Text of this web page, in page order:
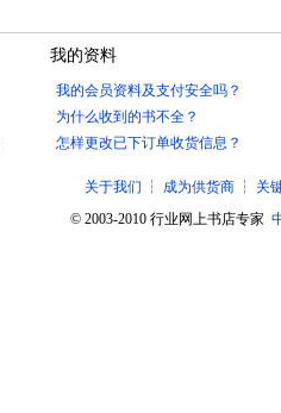
我的资料
我的会员资料及支付安全吗？
为什么收到的书不全？
怎样更改已下订单收货信息？
关于我们 ┆ 成为供货商 ┆ 关
© 2003-2010 行业网上书店专家